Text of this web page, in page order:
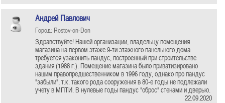
Андрей Павлович
Город: Rostov-on-Don
Здравствуйте! Нашей организации, владельцу помещения
магазина на первом этаже 9-ти этажного панельного дома
требуется узаконить пандус, построенный при строительстве
здания (1988 г.). Помещение магазина было приватизировано
нашим правопредшественником в 1996 году, однако про пандус
"забыли", т.к. такого рода сооружения в 80-е годы не подлежали
учету в МПТИ. В нулевые годы пандус "оброс" стенами и дверью.
22.09.2020